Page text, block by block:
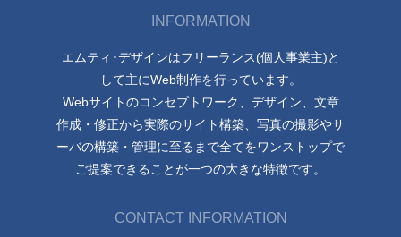
INFORMATION
エムティ･デザインはフリーランス(個人事業主)と
して主にWeb制作を行っています。
Webサイトのコンセプトワーク、デザイン、文章
作成・修正から実際のサイト構築、写真の撮影やサ
ーバの構築・管理に至るまで全てをワンストップで
ご提案できることが一つの大きな特徴です。
CONTACT INFORMATION